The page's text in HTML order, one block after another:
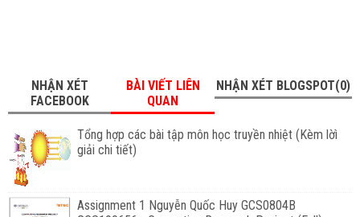
NHẬN XÉT
FACEBOOK
BÀI VIẾT LIÊN
QUAN
NHẬN XÉT BLOGSPOT(0)
Tổng hợp các bài tập môn học truyền nhiệt (Kèm lờì
giải chi tiết)
Assignment 1 Nguyễn Quốc Huy GCS0804B